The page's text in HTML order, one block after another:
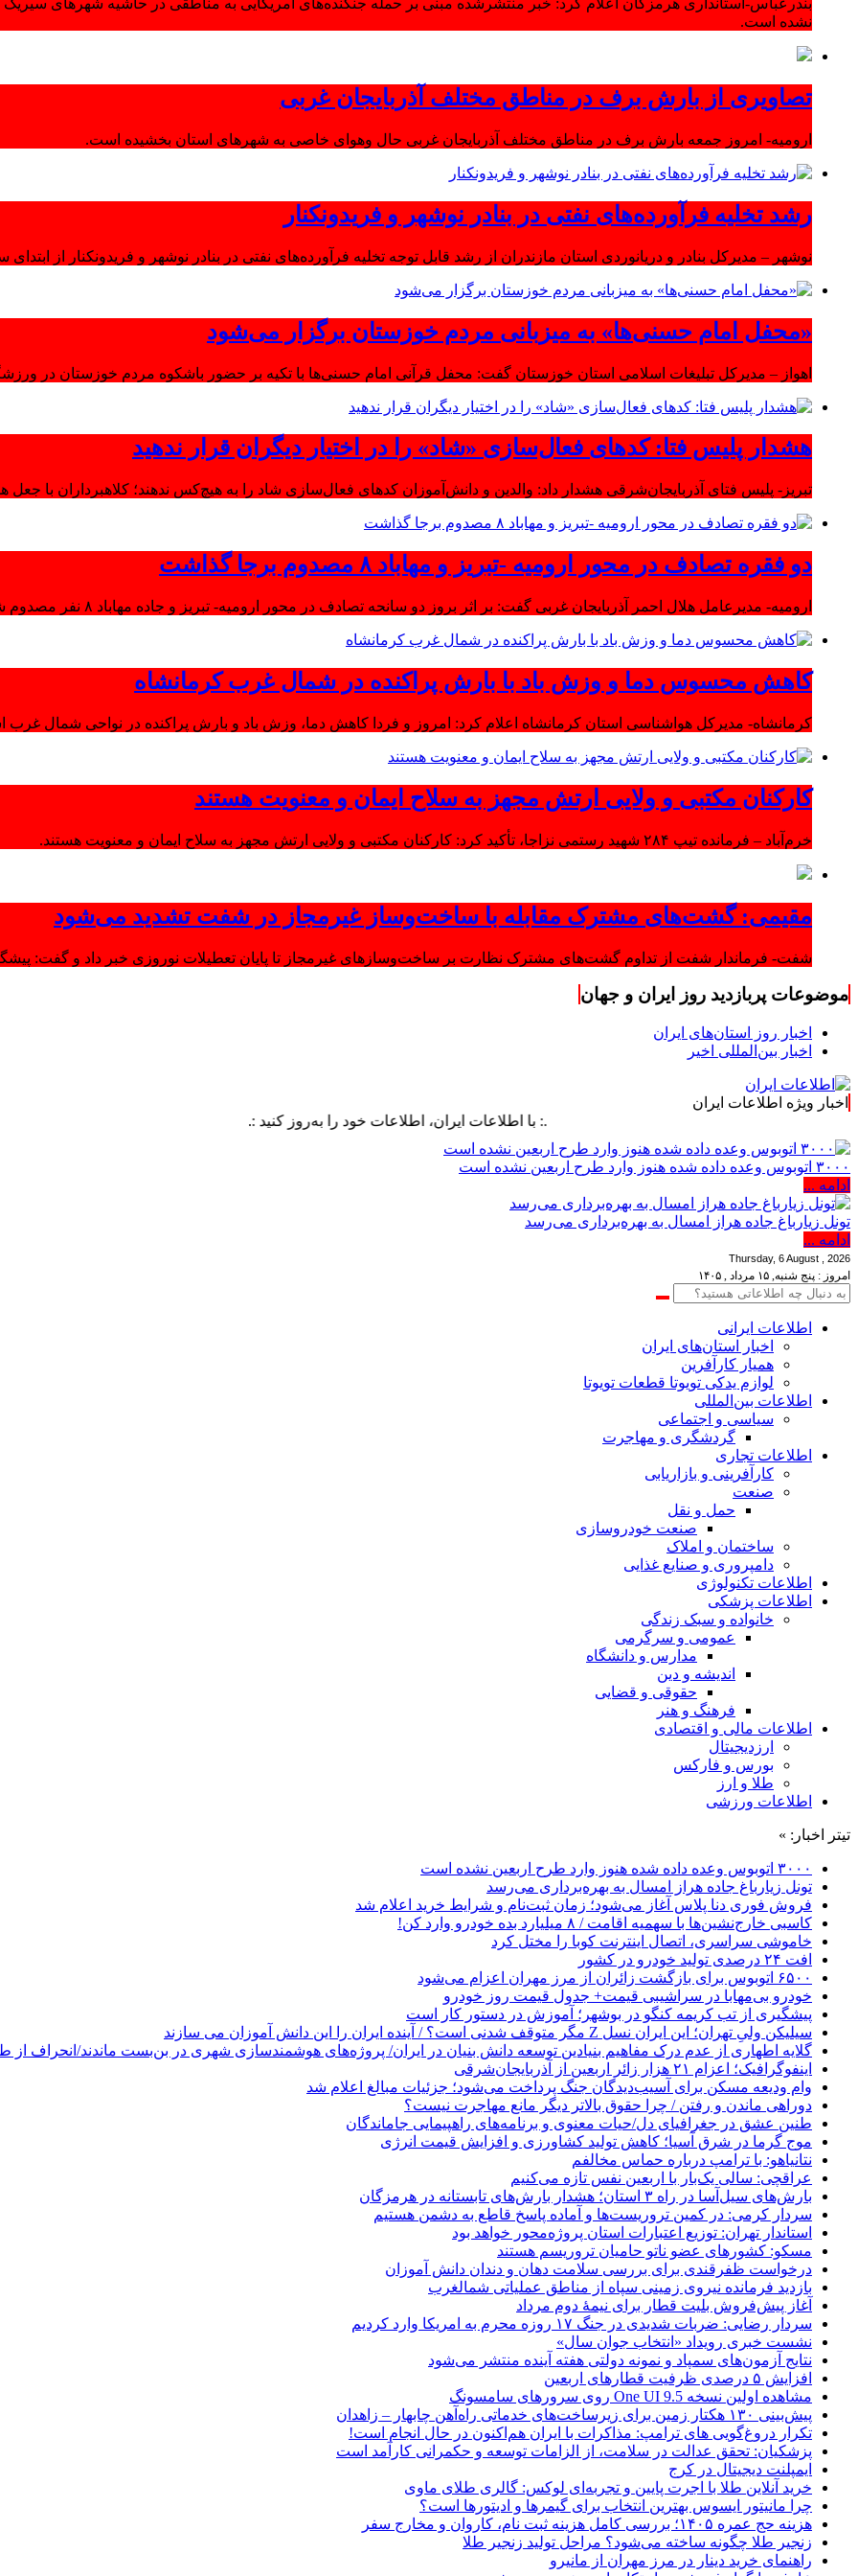
بندرعباس-استانداری هرمزگان اعلام کرد: خبر منتشرشده مبنی بر حمله جنگنده‌های آمریکایی به مناطقی در حاشیه شهرهای
نشده است.
تصاویری از بارش برف در مناطق مختلف آذربایجان غربی
ارومیه- امروز جمعه بارش برف در مناطق مختلف آذربایجان غربی حال وهوای خاصی به شهرهای استان بخشیده است.
رشد تخلیه فرآورده‌های نفتی در بنادر نوشهر و فریدونکنار
نوشهر – مدیرکل بنادر و دریانوردی استان مازندران از رشد قابل توجه تخلیه فرآورده‌های نفتی در بنادر نوشهر و فریدونکنار از
«محفل امام حسنی‌ها» به میزبانی مردم خوزستان برگزار می‌شود
اهواز – مدیرکل تبلیغات اسلامی استان خوزستان گفت: محفل قرآنی امام حسنی‌ها با تکیه بر حضور باشکوه مردم خوزستان در
هشدار پلیس فتا: کدهای فعال‌سازی «شاد» را در اختیار دیگران قرار ندهید
تبریز- پلیس فتای آذربایجان‌شرقی هشدار داد: والدین و دانش‌آموزان کدهای فعال‌سازی شاد را به هیچ‌کس ندهند؛ کلاهبرداران با
دو فقره تصادف در محور ارومیه -تبریز و مهاباد ۸ مصدوم برجا گذاشت
ارومیه- مدیرعامل هلال احمر آذربایجان غربی گفت: بر اثر بروز دو سانحه تصادف در محور ارومیه- تبریز و جاده مهاباد ۸ نفر مصدوم شدند.
کاهش محسوس دما و وزش باد با بارش پراکنده در شمال غرب کرمانشاه
کرمانشاه- مدیرکل هواشناسی استان کرمانشاه اعلام کرد: امروز و فردا کاهش دما، وزش باد و بارش پراکنده در نواحی شمال
کارکنان مکتبی و ولایی ارتش مجهز به سلاح ایمان و معنویت هستند
خرم‌آباد – فرمانده تیپ ۲۸۴ شهید رستمی نزاجا، تأکید کرد: کارکنان مکتبی و ولایی ارتش مجهز به سلاح ایمان و معنویت هستند.
مقیمی: گشت‌های مشترک مقابله با ساخت‌وساز غیرمجاز در شفت تشدید می‌شود
شفت- فرماندار شفت از تداوم گشت‌های مشترک نظارت بر ساخت‌وسازهای غیرمجاز تا پایان تعطیلات نوروزی خبر داد و گفت:
موضوعات پربازدید روز ایران و جهان
اخبار روز استان‌های ایران
اخبار بین‌المللی اخیر
اخبار ویژه اطلاعات ایران
.: با اطلاعات ایران، اطلاعات خود را به‌روز کنید :.
۳۰۰۰ اتوبوس وعده داده شده هنوز وارد طرح اربعین نشده است
ادامه ...
تونل زیارباغ جاده هراز امسال به بهره‌برداری می‌رسد
ادامه ...
Thursday, 6 August , 2026
امروز : پنج شنبه, ۱۵ مرداد , ۱۴۰۵
اطلاعات‌ ‎ایرانی
اخبار استان‌های ایران
همیار کارآفرین
لوازم یدکی تویوتا قطعات تویوتا
اطلاعات بین‌المللی
سیاسی و اجتماعی
گردشگری و مهاجرت
اطلاعات تجاری
کارآفرینی و بازاریابی
صنعت
حمل و نقل
صنعت خودروسازی
ساختمان و املاک
دامپروری و صنایع غذایی
اطلاعات تکنولوژی
اطلاعات پزشکی
خانواده و سبک زندگی
عمومی و سرگرمی
مدارس و دانشگاه
اندیشه و دین
حقوقی و قضایی
فرهنگ و هنر
اطلاعات مالی و اقتصادی
ارزدیجیتال
بورس و فارکس
طلا و ارز
اطلاعات ورزشی
تیتر اخبار: »
۳۰۰۰ اتوبوس وعده داده شده هنوز وارد طرح اربعین نشده است
تونل زیارباغ جاده هراز امسال به بهره‌برداری می‌رسد
فروش فوری دنا پلاس آغاز می‌شود؛ زمان ثبت‌نام و شرایط خرید اعلام شد
کاسبی خارج‌نشین‌ها با سهمیه اقامت / ۸ میلیارد بده خودرو وارد کن!
خاموشی سراسری، اتصال اینترنت کوبا را مختل کرد
افت ۲۴ درصدی تولید خودرو در کشور
۶۵۰۰ اتوبوس برای بازگشت زائران از مرز مهران اعزام می‌شود
خودرو بی‌مهابا در سراشیبی قیمت+ جدول قیمت روز خودرو
پیشگیری از تب کریمه کنگو در بوشهر؛ آموزش در دستور کار است
سیلیکن ولیِ تهران؛ این ایران نسل Z مگر متوقف شدنی است؟ / آینده ایران را این دانش آموزان می سازند
گلایه اطهاری از عدم درک مفاهیم بنیادین توسعه دانش بنیان در ایران/ پروژه‌های هوشمندسازی شهری در بن‌بست ماندند/انحراف از طرح جامع ۱۳۸۶ به
اینفوگرافیک؛ اعزام ۲۱ هزار زائر اربعین از آذربایجان‌شرقی
وام ودیعه مسکن برای آسیب‌دیدگان جنگ پرداخت می‌شود؛ جزئیات مبالغ اعلام شد
دوراهی ماندن و رفتن / چرا حقوق بالاتر دیگر مانع مهاجرت نیست؟
طنین عشق در جغرافیای دل/حیات معنوی و برنامه‌های راهپیمایی جاماندگان
موج گرما در شرق آسیا؛ کاهش تولید کشاورزی و افزایش قیمت انرژی
نتانیاهو: با ترامپ درباره حماس مخالفم
عراقچی: سالی یک‌بار با اربعین نفس تازه می‌کنیم
بارش‌های سیل‌آسا در راه ۳ استان؛ هشدار بارش‌های تابستانه در هرمزگان
سردار کرمی: در کمین تروریست‌ها و آماده پاسخ قاطع به دشمن هستیم
استاندار تهران: توزیع اعتبارات استان پروژه‌محور خواهد بود
مسکو: کشورهای عضو ناتو حامیان تروریسم هستند
درخواست ظفرقندی برای بررسی سلامت دهان و دندان دانش آموزان
بازدید فرمانده نیروی زمینی سپاه از مناطق عملیاتی شمالغرب
آغاز پیش‌فروش بلیت قطار برای نیمۀ دوم مرداد
سردار رضایی: ضربات شدیدی در جنگ ۱۷ روزه محرم به امریکا وارد کردیم
نشست خبری رویداد «انتخاب جوان سال»
نتایج آزمون‌های سمپاد و نمونه دولتی هفته آینده منتشر می‌شود
افزایش ۵ درصدی ظرفیت قطارهای اربعین
مشاهده اولین نسخه One UI 9.5 روی سرورهای سامسونگ
پیش‌بینی ۱۳۰ هکتار زمین برای زیرساخت‌های خدماتی راه‌آهن چابهار – زاهدان
تکرار دروغ‌گویی های ترامپ: مذاکرات با ایران هم‌اکنون در حال انجام است!
پزشکیان: تحقق عدالت در سلامت، از الزامات توسعه و حکمرانی کارآمد است
ایمپلنت دیجیتال در کرج
خرید آنلاین طلا با اجرت پایین و تجربه‌ای لوکس: گالری طلای ماوی
چرا مانیتور ایسوس بهترین انتخاب برای گیمرها و ادیتورها است؟
هزینه حج عمره ۱۴۰۵؛ بررسی کامل هزینه ثبت نام، کاروان و مخارج سفر
زنجیر طلا چگونه ساخته می‌شود؟ مراحل تولید زنجیر طلا
راهنمای خرید دینار در مرز مهران از مانیرو